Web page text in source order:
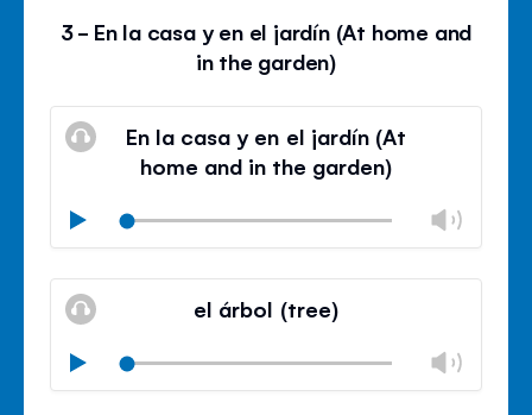
3 - En la casa y en el jardín (At home and
in the garden)
En la casa y en el jardín (At
home and in the garden)
Play
Mute
Close
el árbol (tree)
Play